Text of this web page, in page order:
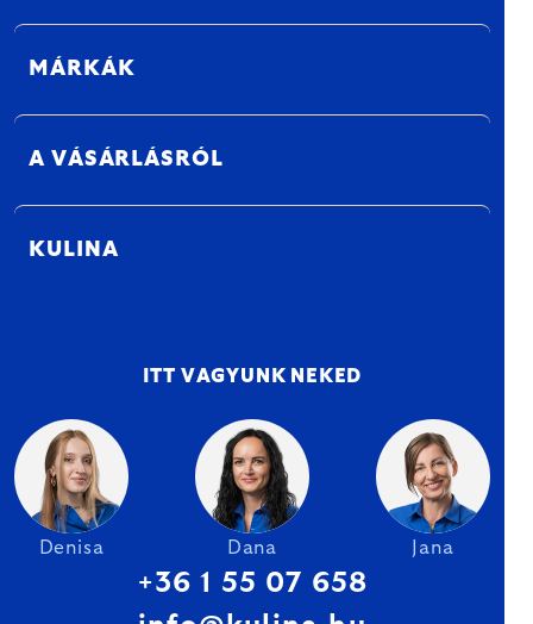
MÁRKÁK
A VÁSÁRLÁSRÓL
KULINA
ITT VAGYUNK NEKED
Denisa Dana Jana
+36 1 55 07 658